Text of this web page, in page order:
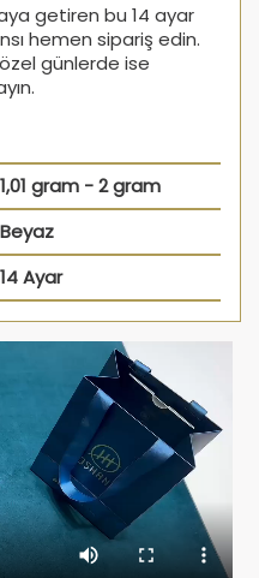
getiren bu 14 ayar
hemen sipariş edin.
günlerde ise
1,01 gram - 2 gram
Beyaz
14 Ayar